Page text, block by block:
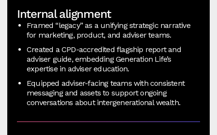
Internal alignment
Framed “legacy” as a unifying strategic narrative
for marketing, product, and adviser teams.
Created a CPD-accredited flagship report and
adviser guide, embedding Generation Life’s
expertise in adviser education.
Equipped adviser-facing teams with consistent
messaging and assets to support ongoing
conversations about intergenerational wealth.